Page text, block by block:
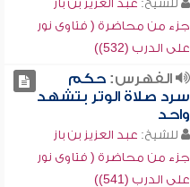
للشيخ: عبد العزيز بن باز
جزء من محاضرة ( فتاوى نور
على الدرب (532))
الفهرس:حكم
سرد صلاة الوتر بتشهد
واحد
للشيخ: عبد العزيز بن باز
جزء من محاضرة ( فتاوى نور
على الدرب (541))